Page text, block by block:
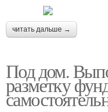
читать дальше →
Под дом.
разметку